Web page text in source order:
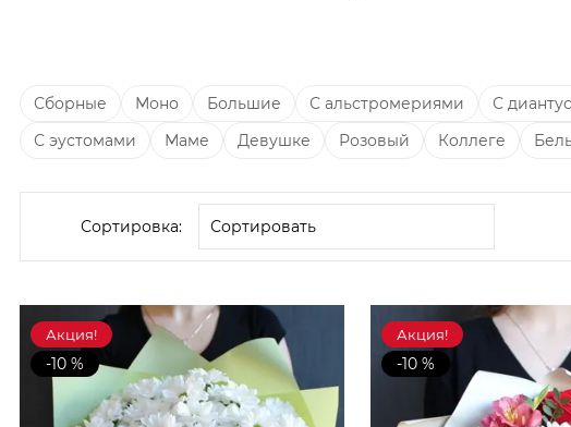
Сборные Моно Большие С альстромериями С
С эустомами
Маме Девушке Розовый Коллеге
Сортировка:
Акция!
-10 %
Акция!
-10 %